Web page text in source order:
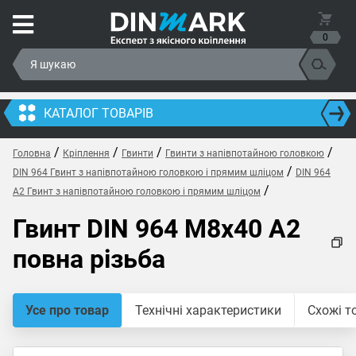
0
КАТАЛОГ ТОВАРІВ
Головна / Кріплення / Гвинти / Гвинти з напівпотайною головкою /
DIN 964 Гвинт з напівпотайною головкою і прямим шліцом / DIN 964
A2 Гвинт з напівпотайною головкою і прямим шліцом /
Гвинт DIN 964 M8x40 A2
повна різьба
Усе про товар Технічні характеристики Схожі